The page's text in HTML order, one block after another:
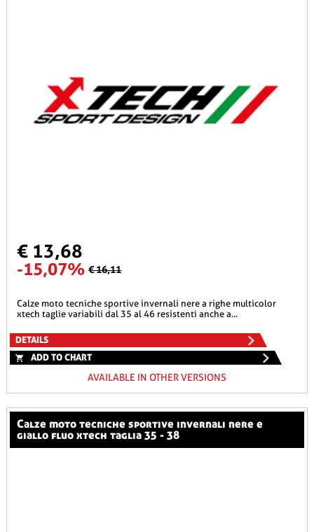
€ 13,68
-15,07% € 16,11
calze moto tecniche sportive invernali nere a righe multicolor
xtech taglie variabili dal 35 al 46 resistenti anche a...
DETAILS
ADD TO CHART
AVAILABLE IN OTHER VERSIONS
calze moto tecniche sportive invernali nere e
giallo fluo xtech taglia 35 - 38